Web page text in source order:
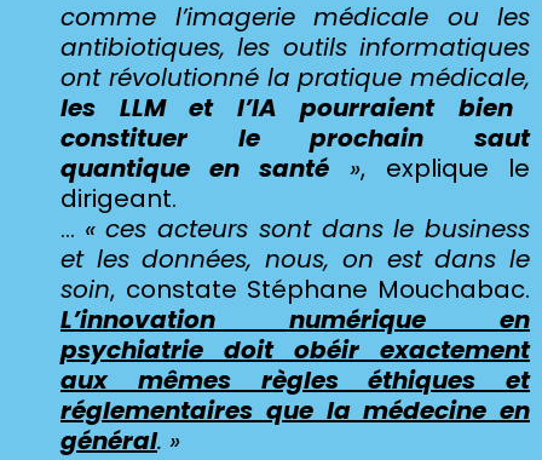
comme l’imagerie médicale ou les
antibiotiques, les outils informatiques
ont révolutionné la pratique médicale,
les LLM et l’IA pourraient bien
constituer le prochain saut
quantique en santé »,
explique le
dirigeant.
… « ces acteurs sont dans le business
et les données, nous, on est dans le
soin, constate Stéphane Mouchabac.
L’innovation numérique en
psychiatrie doit obéir exactement
aux mêmes règles éthiques et
réglementaires que la médecine en
général. »